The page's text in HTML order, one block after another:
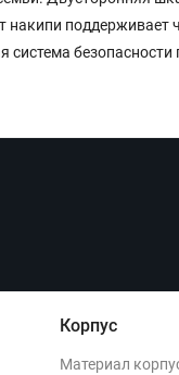
поддерживает
безопасности
Корпус
Материал